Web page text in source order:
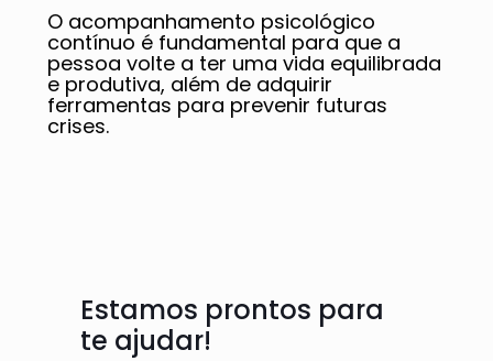
O acompanhamento psicológico
contínuo é fundamental para que a
pessoa volte a ter uma vida equilibrada
e produtiva, além de adquirir
ferramentas para prevenir futuras
crises.
Estamos prontos para
te ajudar!